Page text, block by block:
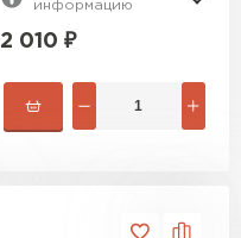
информацию
2 010 ₽